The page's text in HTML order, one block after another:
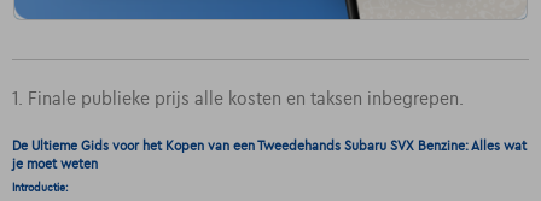
1. Finale publieke prijs alle kosten en taksen inbegrepen.
De Ultieme Gids voor het Kopen van een Tweedehands Subaru SVX Benzine: Alles wat
je moet weten
Introductie: